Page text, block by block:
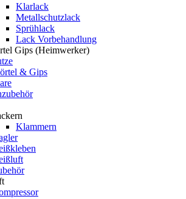
Klarlack
Metallschutzlack
Sprühlack
Lack Vorbehandlung
Gips (Heimwerker)
& Gips
Klammern